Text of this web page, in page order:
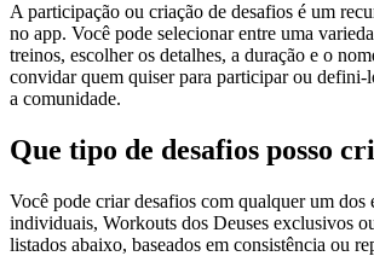
A participação ou criação de desafios é um
no app. Você pode selecionar entre uma
treinos, escolher os detalhes, a duração e o
convidar quem quiser para participar ou defini-
a comunidade.
Que tipo de desafios posso
Você pode criar desafios com qualquer um dos
individuais, Workouts dos Deuses exclusivos
listados abaixo, baseados em consistência ou